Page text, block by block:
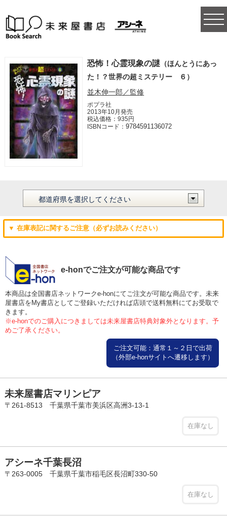
恐怖！心霊現象の謎 （ほんとうにあっ
た！？世界の超ミステリー ６）
並木伸一郎／監修
ポプラ社
2013年10月発売
税込価格：935円
ISBNコード：9784591136072
▼ 在庫表記に関するご注意（必ずお読みください）
e-honでご注文が可能な商品です
本商品は全国書店ネットワークe-honにてご注文が可能な商品です。未来
屋書店をMy書店としてご登録いただければ店頭で送料無料にてお受取で
きます。
※e-honでのご購入につきましては未来屋書店特典対象外となります。予
めご了承ください。
ご注文可能：通常１～２日で出荷
（外部e-honサイトへ遷移します）
未来屋書店マリンピア
〒261-8513 千葉県千葉市美浜区高洲3-13-1
在庫なし
アシーネ千葉長沼
〒263-0005 千葉県千葉市稲毛区長沼町330-50
在庫なし